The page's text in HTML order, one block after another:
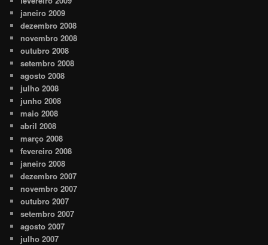
janeiro 2009
dezembro 2008
novembro 2008
outubro 2008
setembro 2008
agosto 2008
julho 2008
junho 2008
maio 2008
abril 2008
março 2008
fevereiro 2008
janeiro 2008
dezembro 2007
novembro 2007
outubro 2007
setembro 2007
agosto 2007
julho 2007